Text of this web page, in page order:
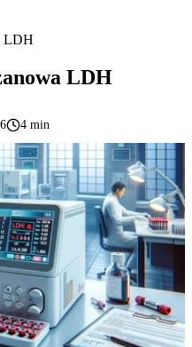
LDH
LDH
4 min